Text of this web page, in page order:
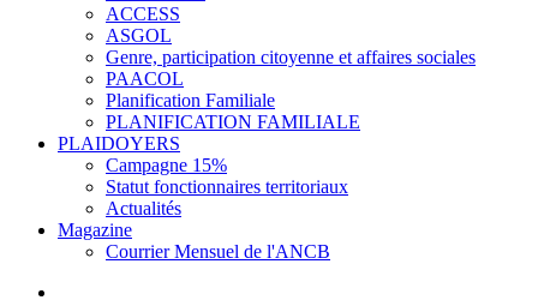
ACCESS
ASGOL
Genre, participation citoyenne et affaires sociales
PAACOL
Planification Familiale
PLANIFICATION FAMILIALE
PLAIDOYERS
Campagne 15%
Statut fonctionnaires territoriaux
Actualités
Magazine
Courrier Mensuel de l'ANCB